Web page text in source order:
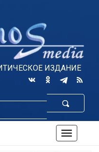
ИЗДАНИЕ
по